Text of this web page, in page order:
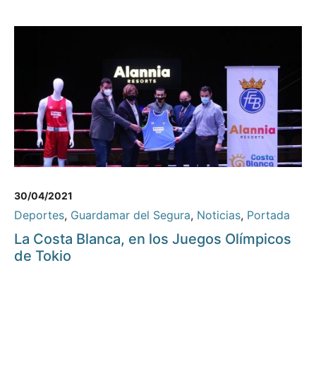
30/04/2021
Deportes, Guardamar del Segura, Noticias, Portada
La Costa Blanca, en los Juegos Olímpicos
de Tokio